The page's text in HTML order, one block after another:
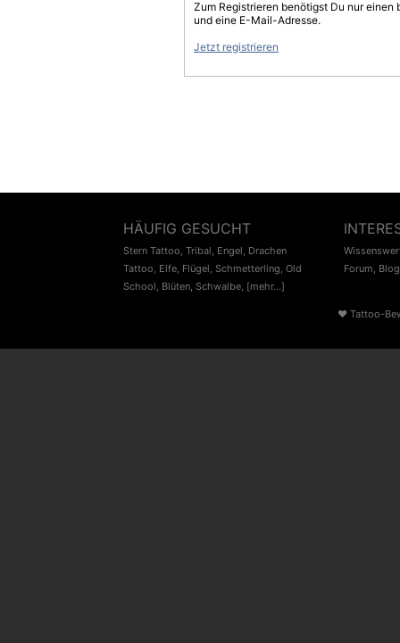
Zum Registrieren benötigst Du nur einen
und eine E-Mail-Adresse.
Jetzt registrieren
HÄUFIG GESUCHT
Stern Tattoo, Tribal, Engel, Drachen
Tattoo, Elfe, Flügel, Schmetterling, Old
School, Blüten, Schwalbe, [mehr...]
Forum, Blog
♥ Tattoo-